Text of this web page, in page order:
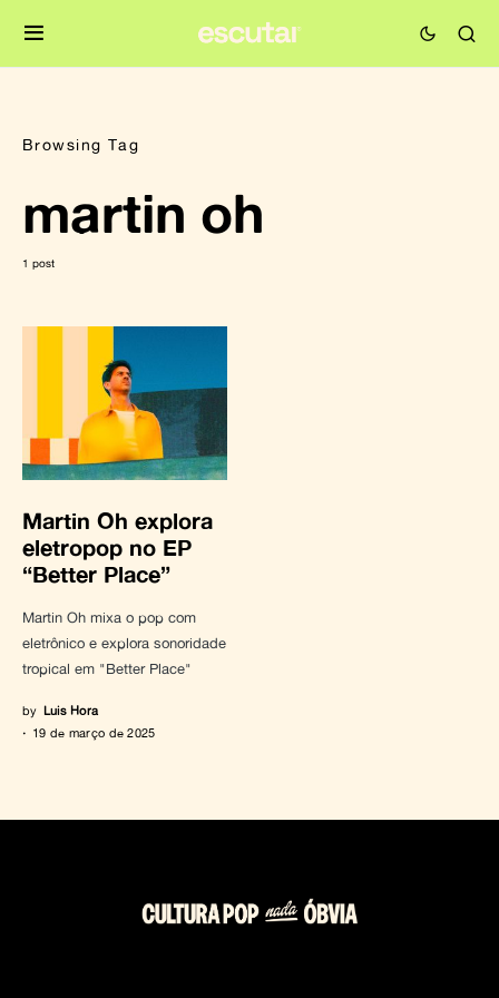
Browsing Tag
martin oh
1 post
Martin Oh explora
eletropop no EP
“Better Place”
Martin Oh mixa o pop com
eletrônico e explora sonoridade
tropical em "Better Place"
by Luis Hora
19 de março de 2025